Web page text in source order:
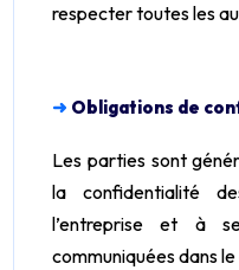
respecter toutes les
➜ Obligations de
Les parties sont
la confidentialité
l’entreprise et à
communiquées dans